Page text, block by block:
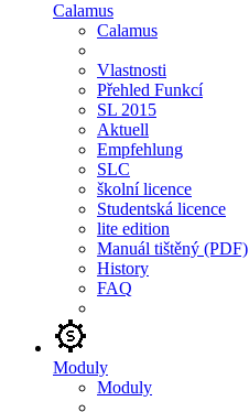
Calamus
Calamus
Vlastnosti
Přehled Funkcí
SL 2015
Aktuell
Empfehlung
SLC
školní licence
Studentská licence
lite edition
Manuál tištěný (PDF)
History
FAQ
Moduly
Moduly